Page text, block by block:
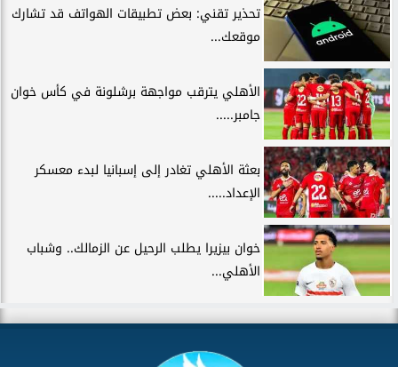
تحذير تقني: بعض تطبيقات الهواتف قد تشارك
موقعك...
الأهلي يترقب مواجهة برشلونة في كأس خوان
جامبر.....
بعثة الأهلي تغادر إلى إسبانيا لبدء معسكر
الإعداد.....
خوان بيزيرا يطلب الرحيل عن الزمالك.. وشباب
الأهلي...